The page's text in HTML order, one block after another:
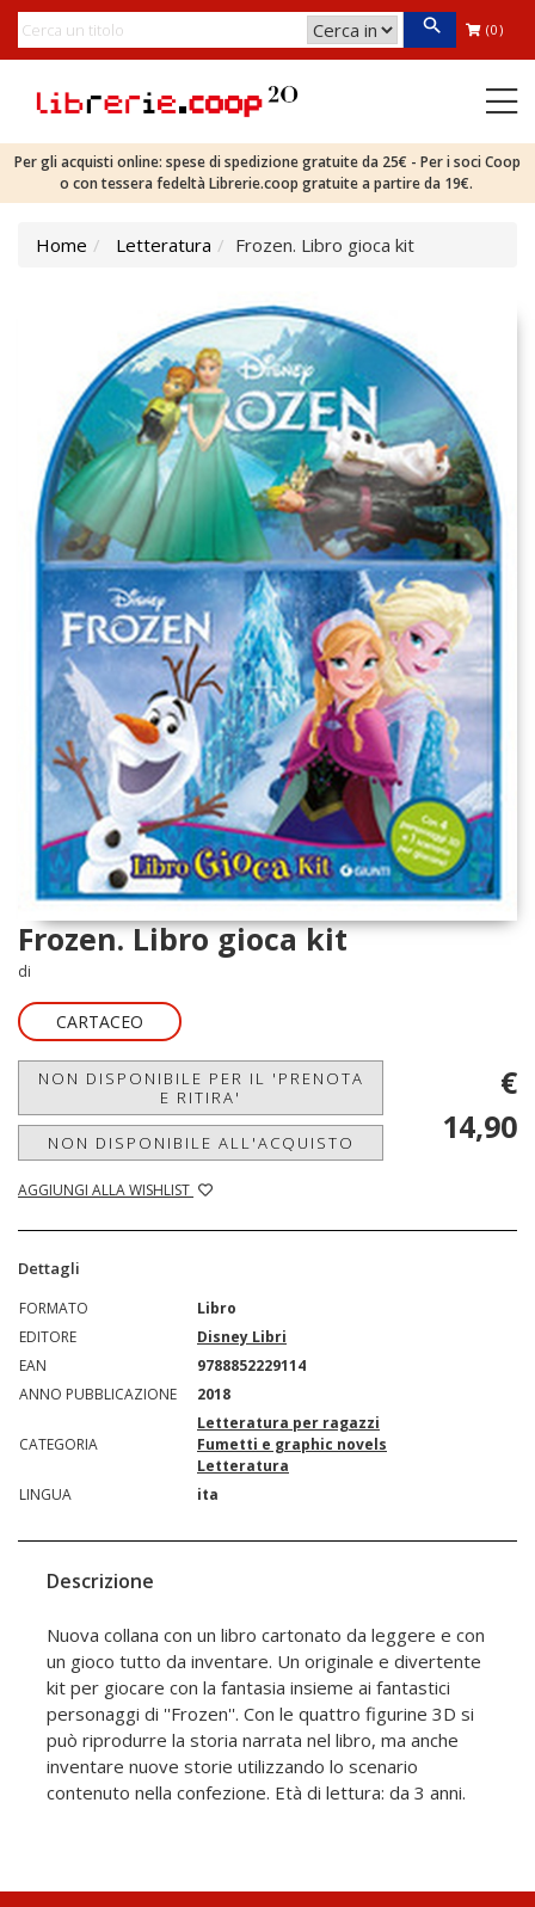
(0)
Per gli acquisti online: spese di spedizione gratuite da 25€ - Per i soci Coop
o con tessera fedeltà Librerie.coop gratuite a partire da 19€.
Home Letteratura Frozen. Libro gioca kit
Frozen. Libro gioca kit
di
CARTACEO
NON DISPONIBILE PER IL 'PRENOTA
E RITIRA'
NON DISPONIBILE ALL'ACQUISTO
AGGIUNGI ALLA WISHLIST
€
14,90
Dettagli
FORMATO
Libro
EDITORE
Disney Libri
EAN
9788852229114
ANNO PUBBLICAZIONE
2018
CATEGORIA
Letteratura per ragazzi
Fumetti e graphic novels
Letteratura
LINGUA
ita
Descrizione
Nuova collana con un libro cartonato da leggere e con
un gioco tutto da inventare. Un originale e divertente
kit per giocare con la fantasia insieme ai fantastici
personaggi di ''Frozen''. Con le quattro figurine 3D si
può riprodurre la storia narrata nel libro, ma anche
inventare nuove storie utilizzando lo scenario
contenuto nella confezione. Età di lettura: da 3 anni.